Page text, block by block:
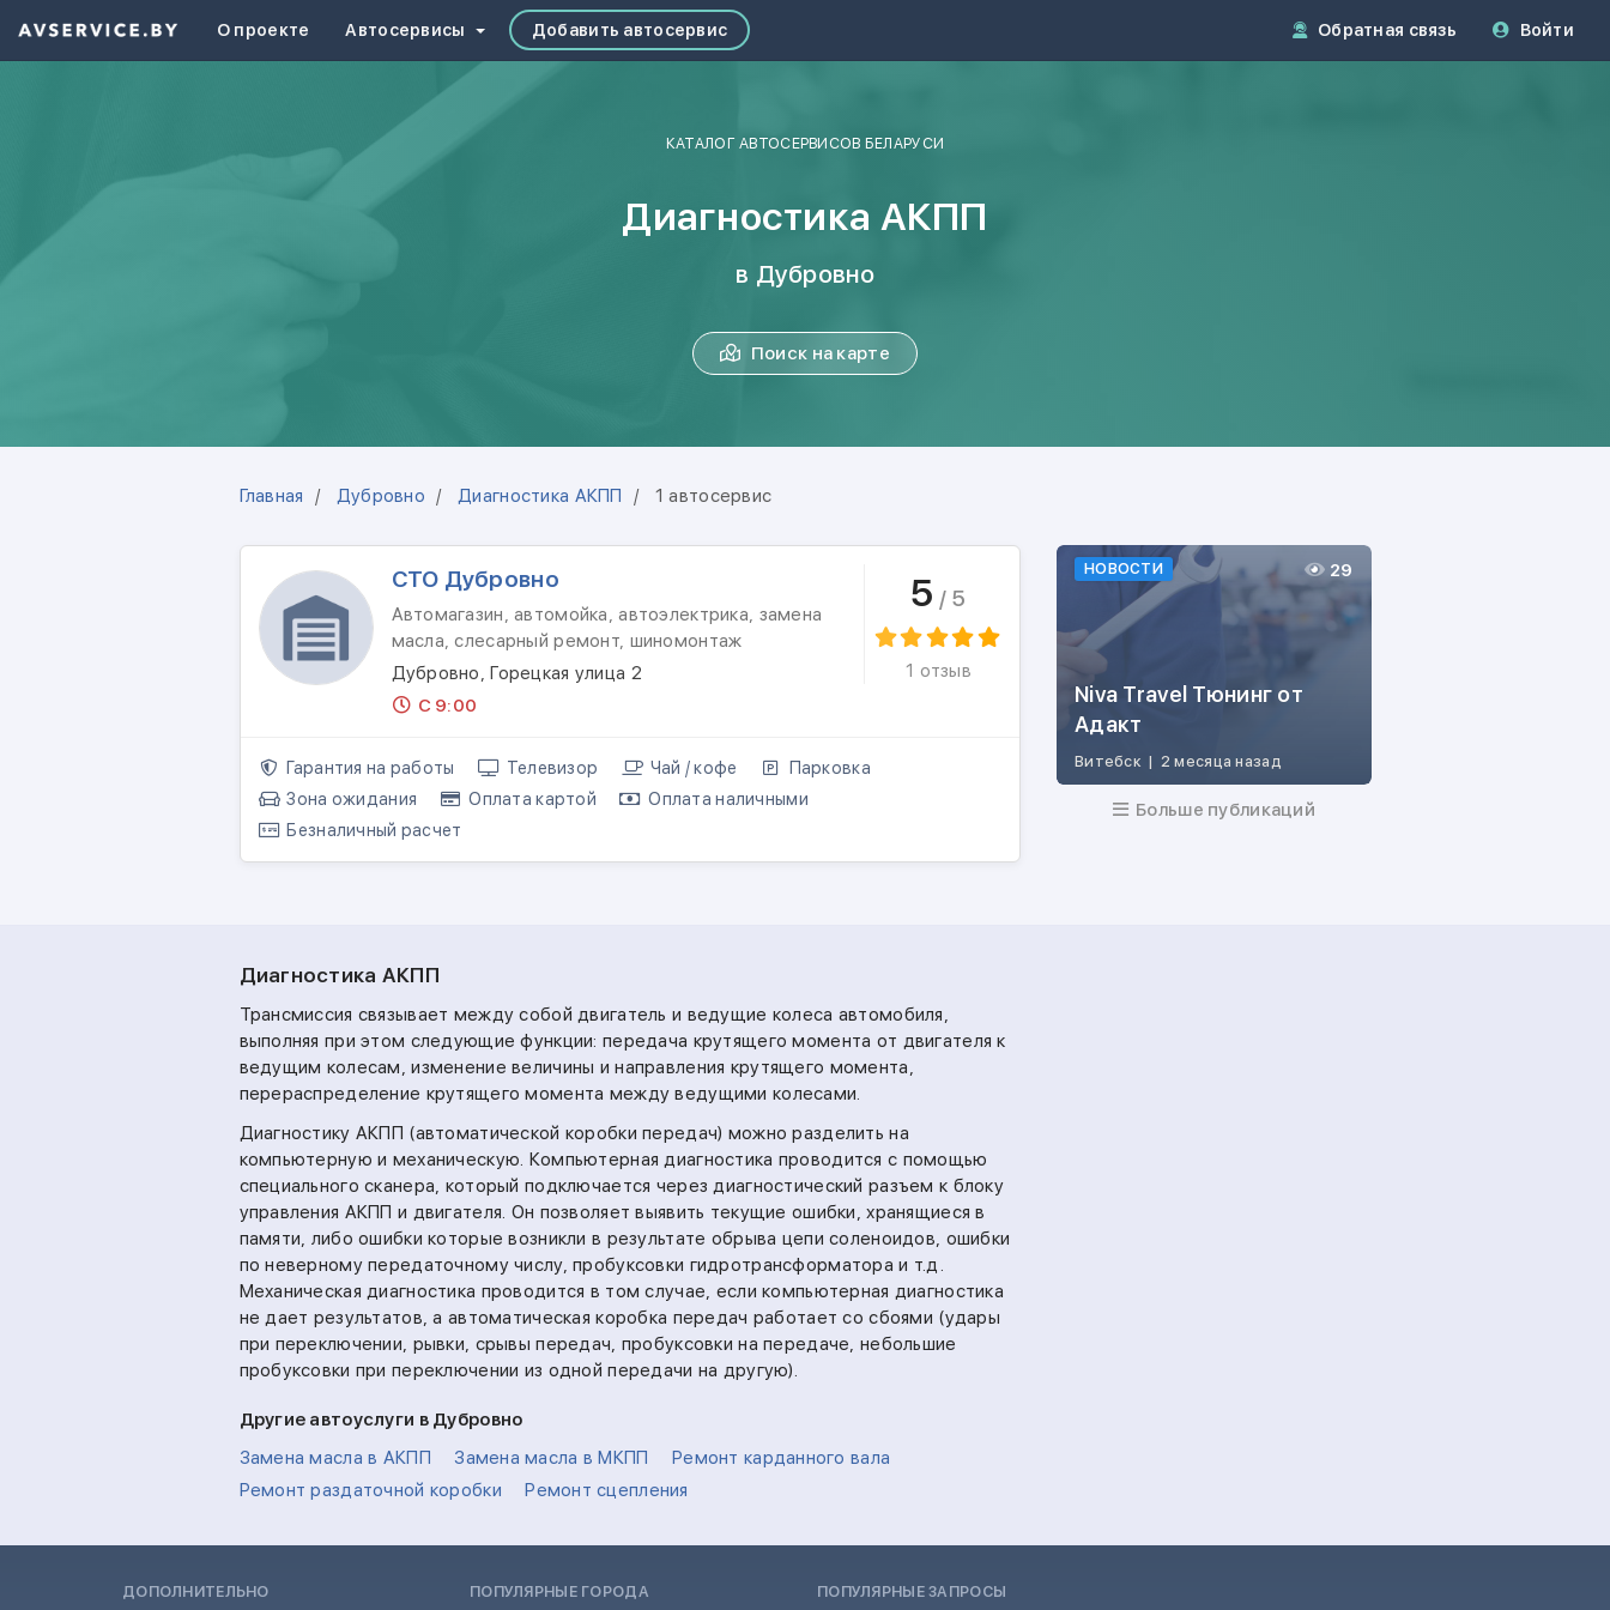
О проекте Автосервисы Добавить автосервис Обратная связь Войти
КАТАЛОГ АВТОСЕРВИСОВ БЕЛАРУСИ
Диагностика АКПП
в Дубровно
Поиск на карте
Главная Дубровно Диагностика АКПП 1 автосервис
СТО Дубровно
Автомагазин, автомойка, автоэлектрика, замена
масла, слесарный ремонт, шиномонтаж
Дубровно, Горецкая улица 2
С 9:00
5 / 5
1 отзыв
Гарантия на работы Телевизор Чай / кофе
Парковка
Зона ожидания
Оплата картой
Оплата наличными
Безналичный расчет
НОВОСТИ
Niva Travel Тюнинг от
Адакт
Витебск | 2 месяца назад
29
Больше публикаций
Диагностика АКПП
Трансмиссия связывает между собой двигатель и ведущие колеса автомобиля,
выполняя при этом следующие функции: передача крутящего момента от двигателя к
ведущим колесам, изменение величины и направления крутящего момента,
перераспределение крутящего момента между ведущими колесами.
Диагностику АКПП (автоматической коробки передач) можно разделить на
компьютерную и механическую. Компьютерная диагностика проводится с помощью
специального сканера, который подключается через диагностический разъем к блоку
управления АКПП и двигателя. Он позволяет выявить текущие ошибки, хранящиеся в
памяти, либо ошибки которые возникли в результате обрыва цепи соленоидов, ошибки
по неверному передаточному числу, пробуксовки гидротрансформатора и т.д.
Механическая диагностика проводится в том случае, если компьютерная диагностика
не дает результатов, а автоматическая коробка передач работает со сбоями (удары
при переключении, рывки, срывы передач, пробуксовки на передаче, небольшие
пробуксовки при переключении из одной передачи на другую).
Другие автоуслуги в Дубровно
Замена масла в АКПП
Замена масла в МКПП
Ремонт карданного вала
Ремонт раздаточной коробки
Ремонт сцепления
ДОПОЛНИТЕЛЬНО ПОПУЛЯРНЫЕ ГОРОДА ПОПУЛЯРНЫЕ ЗАПРОСЫ